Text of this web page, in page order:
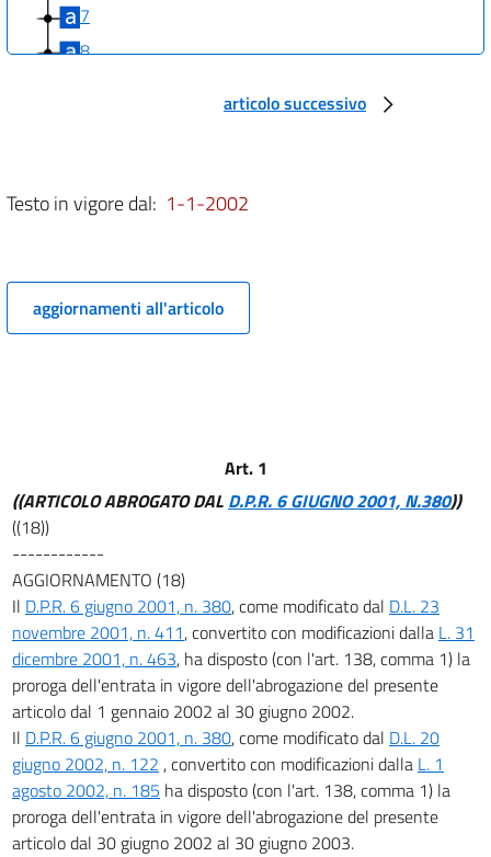
7
8
13
15
16
21
articolo successivo
Testo in vigore dal: 1-1-2002
aggiornamenti all'articolo
Art. 1
((ARTICOLO ABROGATO DAL D.P.R. 6 GIUGNO 2001, N.380))
((18))
------------
AGGIORNAMENTO (18)
Il D.P.R. 6 giugno 2001, n. 380, come modificato dal D.L. 23
novembre 2001, n. 411, convertito con modificazioni dalla L. 31
dicembre 2001, n. 463, ha disposto (con l'art. 138, comma 1) la
proroga dell'entrata in vigore dell'abrogazione del presente
articolo dal 1 gennaio 2002 al 30 giugno 2002.
Il D.P.R. 6 giugno 2001, n. 380, come modificato dal D.L. 20
giugno 2002, n. 122 , convertito con modificazioni dalla L. 1
agosto 2002, n. 185 ha disposto (con l'art. 138, comma 1) la
proroga dell'entrata in vigore dell'abrogazione del presente
articolo dal 30 giugno 2002 al 30 giugno 2003.